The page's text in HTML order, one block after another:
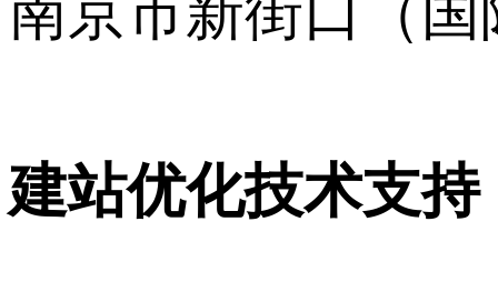
南京市新街口（
建站优化技术支持